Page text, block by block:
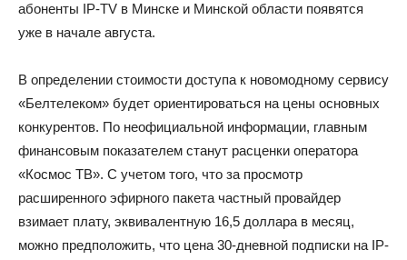
абоненты IP-TV в Минске и Минской области появятся
уже в начале августа.
В определении стоимости доступа к новомодному сервису
«Белтелеком» будет ориентироваться на цены основных
конкурентов. По неофициальной информации, главным
финансовым показателем станут расценки оператора
«Космос ТВ». С учетом того, что за просмотр
расширенного эфирного пакета частный провайдер
взимает плату, эквивалентную 16,5 доллара в месяц,
можно предположить, что цена 30-дневной подписки на IP-